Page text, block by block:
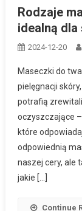
Rodzaje
idealną dla
2024-12-20
Maseczki do
pielęgnacji
potrafią
oczyszczające
które
odpowiednią
naszej cery, ale
jakie […]
Continue